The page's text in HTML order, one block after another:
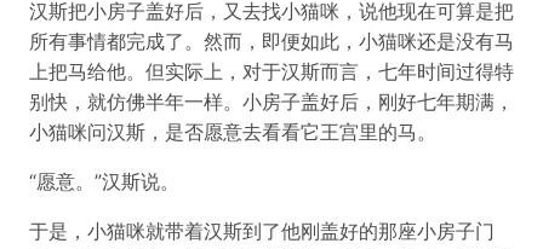
汉斯把小房子盖好后，又去找小猫咪，说他现在可算是把
所有事情都完成了。然而，即便如此，小猫咪还是没有马
上把马给他。但实际上，对于汉斯而言，七年时间过得特
别快，就仿佛半年一样。小房子盖好后，刚好七年期满，
小猫咪问汉斯，是否愿意去看看它王宫里的马。
“愿意。”汉斯说。
于是，小猫咪就带着汉斯到了他刚盖好的那座小房子门